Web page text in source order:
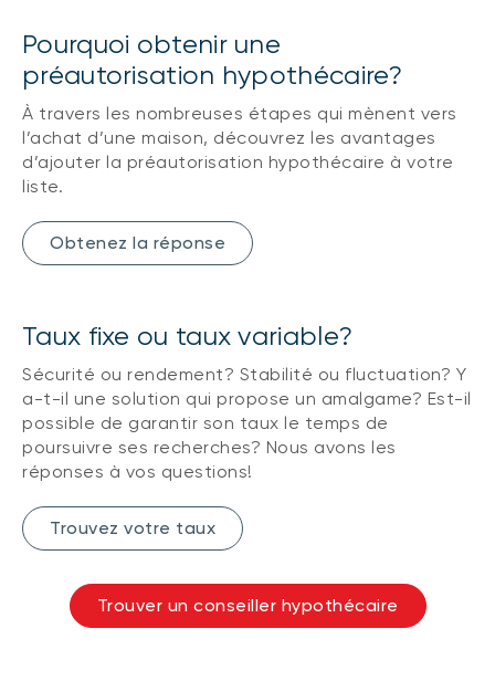
Pourquoi obtenir une
préautorisation hypothécaire?
À travers les nombreuses étapes qui mènent vers
l’achat d’une maison, découvrez les avantages
d’ajouter la préautorisation hypothécaire à votre
liste.
Obtenez la réponse
Taux fixe ou taux variable?
Sécurité ou rendement? Stabilité ou fluctuation? Y
a-t-il une solution qui propose un amalgame? Est-il
possible de garantir son taux le temps de
poursuivre ses recherches? Nous avons les
réponses à vos questions!
Trouvez votre taux
Trouver un conseiller hypothécaire